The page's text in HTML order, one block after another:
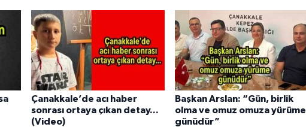
Çanakkale’de acı haber
sonrası ortaya çıkan detay...
(Video)
Başkan Arslan: “Gün, birlik
olma ve omuz omuza yürüme
günüdür”